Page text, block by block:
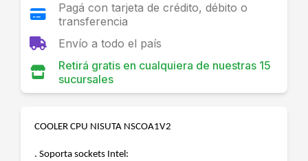
Pagá con tarjeta de crédito, débito o
transferencia
Envío a todo el país
Retirá gratis en cualquiera de nuestras 15
sucursales
COOLER CPU NISUTA NSCOA1V2
. Soporta sockets Intel: